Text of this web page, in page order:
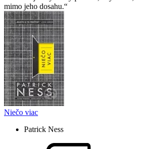
mimo jeho dosahu.
Niečo viac
Patrick Ness